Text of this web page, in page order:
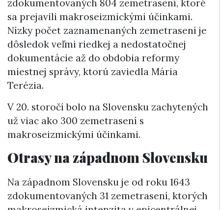
zdokumentovaných 804 zemetrasení, ktoré
sa prejavili makroseizmickými účinkami.
Nízky počet zaznamenaných zemetrasení je
dôsledok veľmi riedkej a nedostatočnej
dokumentácie až do obdobia reformy
miestnej správy, ktorú zaviedla Mária
Terézia.
V 20. storočí bolo na Slovensku zachytených
už viac ako 300 zemetrasení s
makroseizmickými účinkami.
Otrasy na západnom Slovensku
Na západnom Slovensku je od roku 1643
zdokumentovaných 31 zemetrasení, ktorých